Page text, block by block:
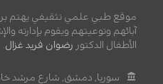
موقع طبي علمي تثقيفي يهتم
آبائهم وتوعيتهم ويقوم بإدارته
الأطفال الدكتور رضوان فريد غزال.
سوريا, دمشق, شارع مرشد